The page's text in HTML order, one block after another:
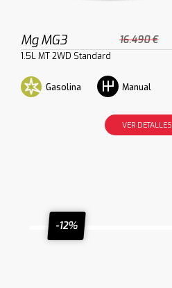
Mg MG3 16.490 €
1.5L MT 2WD Standard
Gasolina Manual
VER DETALLES
-12%